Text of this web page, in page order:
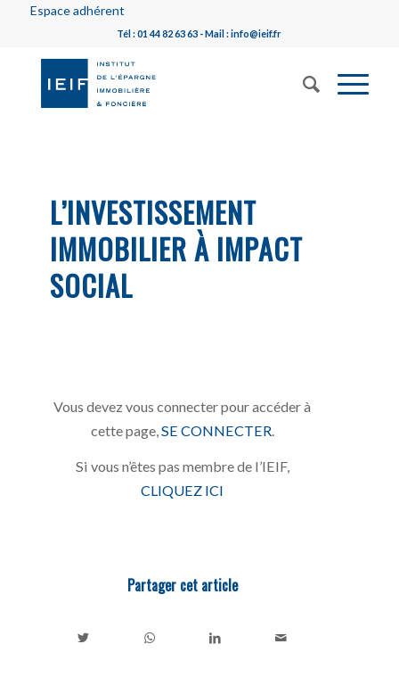
Espace adhérent
Tél : 01 44 82 63 63 - Mail : info@ieif.fr
L’INVESTISSEMENT
IMMOBILIER À IMPACT
SOCIAL
Vous devez vous connecter pour accéder à
cette page, SE CONNECTER
Si vous n’êtes pas membre de l’IEIF,
CLIQUEZ ICI
Partager cet article